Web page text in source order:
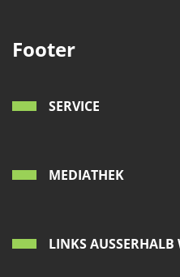
Footer
SERVICE
MEDIATHEK
LINKS AUSSERHALB